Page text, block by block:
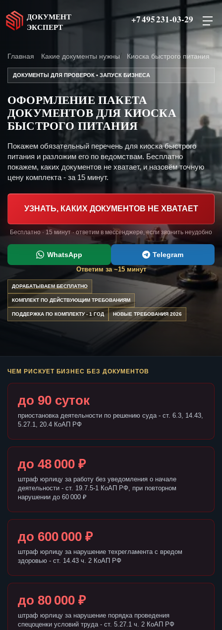
ДОКУМЕНТ
ЭКСПЕРТ
+7 495 231-03-29
Главная Какие документы нужны Киоска быстрого питания
ДОКУМЕНТЫ ДЛЯ ПРОВЕРОК • ЗАПУСК БИЗНЕСА
ОФОРМЛЕНИЕ ПАКЕТА
ДОКУМЕНТОВ ДЛЯ КИОСКА
БЫСТРОГО ПИТАНИЯ
Покажем обязательный перечень для киоска быстрого
питания и разложим его по ведомствам. Бесплатно
покажем, каких документов не хватает, и назовём точную
цену комплекта - за 15 минут.
УЗНАТЬ, КАКИХ ДОКУМЕНТОВ НЕ ХВАТАЕТ
Бесплатно · 15 минут · ответим в мессенджере, если звонить неудобно
WhatsApp Telegram
Ответим за ~15 минут
ДОРАБАТЫВАЕМ БЕСПЛАТНО
КОМПЛЕКТ ПО ДЕЙСТВУЮЩИМ ТРЕБОВАНИЯМ
ПОДДЕРЖКА ПО КОМПЛЕКТУ - 1 ГОД НОВЫЕ ТРЕБОВАНИЯ 2026
ЧЕМ РИСКУЕТ БИЗНЕС БЕЗ ДОКУМЕНТОВ
до 90 суток
приостановка деятельности по решению суда - ст. 6.3, 14.43,
5.27.1, 20.4 КоАП РФ
до 48 000 ₽
штраф юрлицу за работу без уведомления о начале
деятельности - ст. 19.7.5-1 КоАП РФ, при повторном
нарушении до 60 000 ₽
до 600 000 ₽
штраф юрлицу за нарушение техрегламента с вредом
здоровью - ст. 14.43 ч. 2 КоАП РФ
до 80 000 ₽
штраф юрлицу за нарушение порядка проведения
спецоценки условий труда - ст. 5.27.1 ч. 2 КоАП РФ